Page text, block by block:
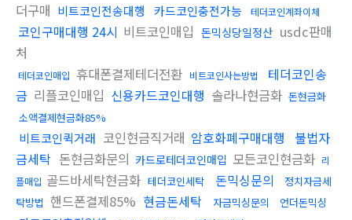
더구매 비트코인전송대행 카드코인충전가능 테더코인계좌이체
코인구매대행 24시 비트코인매입 돈믹싱당일정산 usdc판매
처
테더코인매입 휴대폰결제테더전환 비트코인사는방법
테더코인송
금 리플코인매입 신용카드코인대행 솔라나현금화 돈현금화
소액결제현금화85%
비트코인퀵거래 코인현금직거래 암호화폐구매대행
불법자
금세탁 돈현금화문의 카드로테더코인매입 모든코인현금화 리
플매입 골드바세탁현금화 테더코인세탁 돈믹싱문의
정치자금세
탁방법 핸드폰결제85% 현금돈세탁 자금믹싱문의 언더돈믹싱